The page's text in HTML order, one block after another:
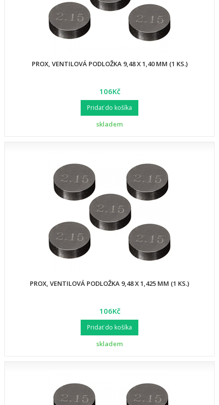
PROX, VENTILOVÁ PODLOŽKA 9,48 X 1,40 MM (1 KS.)
106Kč
Pridať do košíka
skladem
PROX, VENTILOVÁ PODLOŽKA 9,48 X 1,425 MM (1 KS.)
106Kč
Pridať do košíka
skladem